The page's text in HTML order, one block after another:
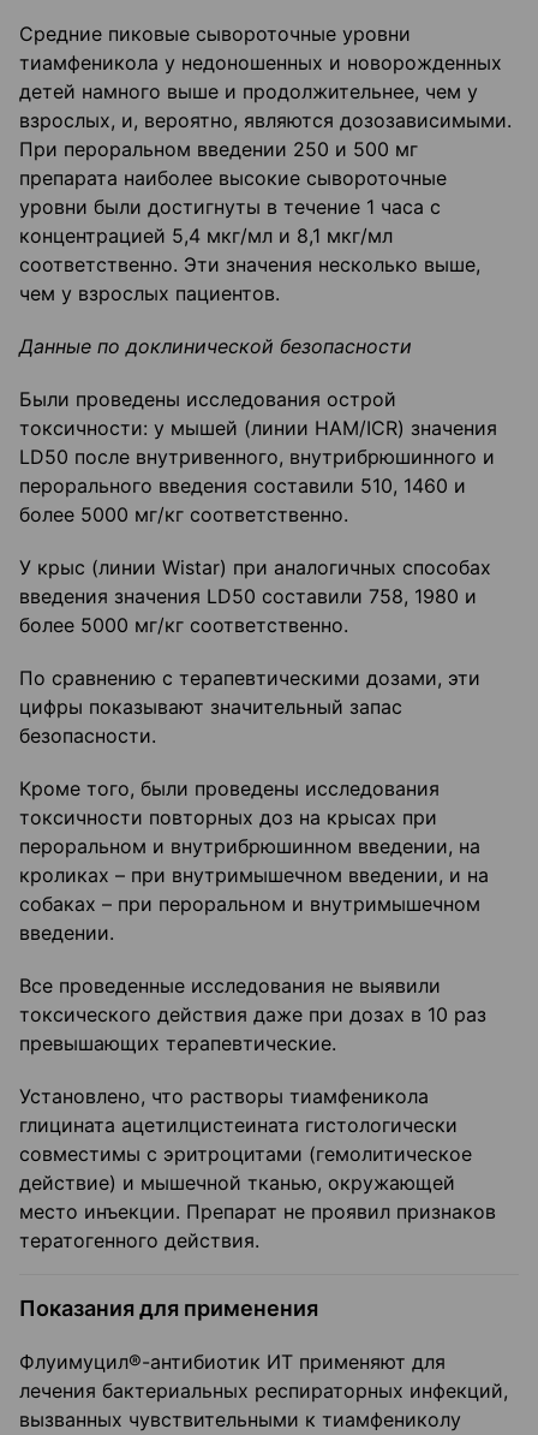
Средние пиковые сывороточные уровни
тиамфеникола у недоношенных и новорожденных
детей намного выше и продолжительнее, чем у
взрослых, и, вероятно, являются дозозависимыми.
При пероральном введении 250 и 500 мг
препарата наиболее высокие сывороточные
уровни были достигнуты в течение 1 часа с
концентрацией 5,4 мкг/мл и 8,1 мкг/мл
соответственно. Эти значения несколько выше,
чем у взрослых пациентов.
Данные по доклинической безопасности
Были проведены исследования острой
токсичности: у мышей (линии НАМ/ICR) значения
LD50 после внутривенного, внутрибрюшинного и
перорального введения составили 510, 1460 и
более 5000 мг/кг соответственно.
У крыс (линии Wistar) при аналогичных способах
введения значения LD50 составили 758, 1980 и
более 5000 мг/кг соответственно.
По сравнению с терапевтическими дозами, эти
цифры показывают значительный запас
безопасности.
Кроме того, были проведены исследования
токсичности повторных доз на крысах при
пероральном и внутрибрюшинном введении, на
кроликах – при внутримышечном введении, и на
собаках – при пероральном и внутримышечном
введении.
Все проведенные исследования не выявили
токсического действия даже при дозах в 10 раз
превышающих терапевтические.
Установлено, что растворы тиамфеникола
глицината ацетилцистеината гистологически
совместимы с эритроцитами (гемолитическое
действие) и мышечной тканью, окружающей
место инъекции. Препарат не проявил признаков
тератогенного действия.
Показания для применения
Флуимуцил®-антибиотик ИТ применяют для
лечения бактериальных респираторных инфекций,
вызванных чувствительными к тиамфениколу